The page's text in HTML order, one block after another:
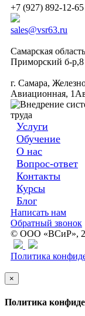
+7 (927) 892-12-65
sales@vsr63.ru
Самарская
Приморский б-р,8
г. Самара,
Авиационная,
Услуги
Обучение
О нас
Вопрос-ответ
Контакты
Курсы
Блог
Написать нам
Обратный звонок
© ООО «ВСиР»,
Политика
×
Политика